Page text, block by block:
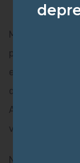
Múltiplos
planta, sendo o
estudados.
diversas
Alzheimer,
variados tipos
No entanto, o